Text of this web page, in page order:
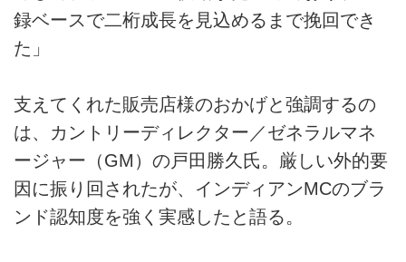
録ベースで二桁成長を見込めるまで挽回でき
た」
支えてくれた販売店様のおかげと強調するの
は、カントリーディレクター／ゼネラルマネ
ージャー（GM）の戸田勝久氏。厳しい外的要
因に振り回されたが、インディアンMCのブラ
ンド認知度を強く実感したと語る。